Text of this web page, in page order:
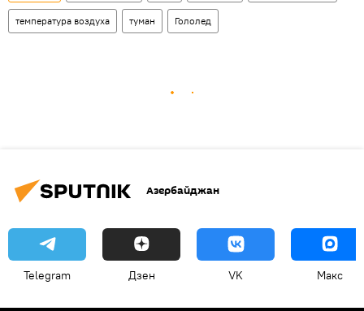
температура воздуха туман Гололед
Азербайджан
Telegram Дзен VK Макс